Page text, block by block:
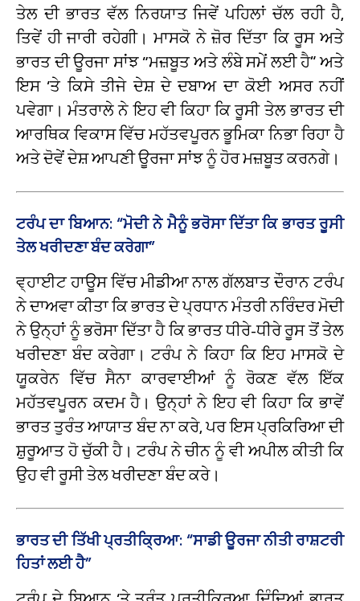
ਤੇਲ ਦੀ ਭਾਰਤ ਵੱਲ ਨਿਰਯਾਤ ਜਿਵੇਂ ਪਹਿਲਾਂ ਚੱਲ ਰਹੀ ਹੈ,
ਤਿਵੇਂ ਹੀ ਜਾਰੀ ਰਹੇਗੀ। ਮਾਸਕੋ ਨੇ ਜ਼ੋਰ ਦਿੱਤਾ ਕਿ ਰੂਸ ਅਤੇ
ਭਾਰਤ ਦੀ ਊਰਜਾ ਸਾਂਝ “ਮਜ਼ਬੂਤ ਅਤੇ ਲੰਬੇ ਸਮੇਂ ਲਈ ਹੈ” ਅਤੇ
ਇਸ ‘ਤੇ ਕਿਸੇ ਤੀਜੇ ਦੇਸ਼ ਦੇ ਦਬਾਅ ਦਾ ਕੋਈ ਅਸਰ ਨਹੀਂ
ਪਵੇਗਾ। ਮੰਤਰਾਲੇ ਨੇ ਇਹ ਵੀ ਕਿਹਾ ਕਿ ਰੂਸੀ ਤੇਲ ਭਾਰਤ ਦੀ
ਆਰਥਿਕ ਵਿਕਾਸ ਵਿੱਚ ਮਹੱਤਵਪੂਰਨ ਭੂਮਿਕਾ ਨਿਭਾ ਰਿਹਾ ਹੈ
ਅਤੇ ਦੋਵੇਂ ਦੇਸ਼ ਆਪਣੀ ਊਰਜਾ ਸਾਂਝ ਨੂੰ ਹੋਰ ਮਜ਼ਬੂਤ ਕਰਨਗੇ।
ਟਰੰਪ ਦਾ ਬਿਆਨ: “ਮੋਦੀ ਨੇ ਮੈਨੂੰ ਭਰੋਸਾ ਦਿੱਤਾ ਕਿ ਭਾਰਤ ਰੂਸੀ
ਤੇਲ ਖਰੀਦਣਾ ਬੰਦ ਕਰੇਗਾ”
ਵ੍ਹਾਈਟ ਹਾਊਸ ਵਿੱਚ ਮੀਡੀਆ ਨਾਲ ਗੱਲਬਾਤ ਦੌਰਾਨ ਟਰੰਪ
ਨੇ ਦਾਅਵਾ ਕੀਤਾ ਕਿ ਭਾਰਤ ਦੇ ਪ੍ਰਧਾਨ ਮੰਤਰੀ ਨਰਿੰਦਰ ਮੋਦੀ
ਨੇ ਉਨ੍ਹਾਂ ਨੂੰ ਭਰੋਸਾ ਦਿੱਤਾ ਹੈ ਕਿ ਭਾਰਤ ਧੀਰੇ-ਧੀਰੇ ਰੂਸ ਤੋਂ ਤੇਲ
ਖਰੀਦਣਾ ਬੰਦ ਕਰੇਗਾ। ਟਰੰਪ ਨੇ ਕਿਹਾ ਕਿ ਇਹ ਮਾਸਕੋ ਦੇ
ਯੂਕਰੇਨ ਵਿੱਚ ਸੈਨਾ ਕਾਰਵਾਈਆਂ ਨੂੰ ਰੋਕਣ ਵੱਲ ਇੱਕ
ਮਹੱਤਵਪੂਰਨ ਕਦਮ ਹੈ। ਉਨ੍ਹਾਂ ਨੇ ਇਹ ਵੀ ਕਿਹਾ ਕਿ ਭਾਵੇਂ
ਭਾਰਤ ਤੁਰੰਤ ਆਯਾਤ ਬੰਦ ਨਾ ਕਰੇ, ਪਰ ਇਸ ਪ੍ਰਕਿਰਿਆ ਦੀ
ਸ਼ੁਰੂਆਤ ਹੋ ਚੁੱਕੀ ਹੈ। ਟਰੰਪ ਨੇ ਚੀਨ ਨੂੰ ਵੀ ਅਪੀਲ ਕੀਤੀ ਕਿ
ਉਹ ਵੀ ਰੂਸੀ ਤੇਲ ਖਰੀਦਣਾ ਬੰਦ ਕਰੇ।
ਭਾਰਤ ਦੀ ਤਿੱਖੀ ਪ੍ਰਤੀਕ੍ਰਿਆ: “ਸਾਡੀ ਊਰਜਾ ਨੀਤੀ ਰਾਸ਼ਟਰੀ
ਹਿਤਾਂ ਲਈ ਹੈ”